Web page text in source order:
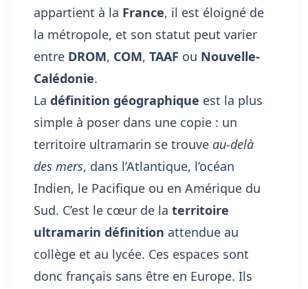
appartient à la France, il est éloigné de
la métropole, et son statut peut varier
entre DROM, COM, TAAF ou Nouvelle-
Calédonie.
La définition géographique est la plus
simple à poser dans une copie : un
territoire ultramarin se trouve au-delà
des mers, dans l’Atlantique, l’océan
Indien, le Pacifique ou en Amérique du
Sud. C’est le cœur de la territoire
ultramarin définition attendue au
collège et au lycée. Ces espaces sont
donc français sans être en Europe. Ils